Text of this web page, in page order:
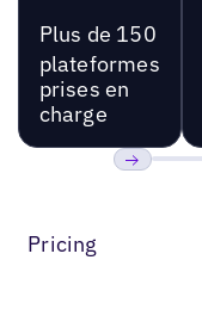
Plus de 150
plateformes
prises en
charge
Pricing